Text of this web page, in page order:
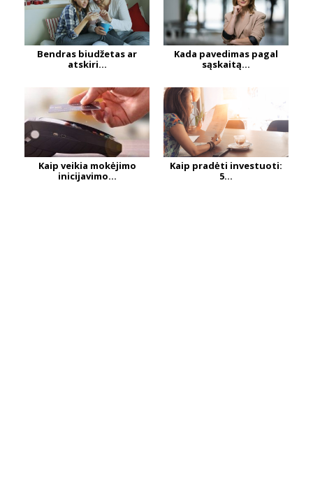
Bendras biudžetas ar
atskiri...
Kada pavedimas pagal
sąskaitą...
Kaip veikia mokėjimo
inicijavimo...
Kaip pradėti investuoti:
5...